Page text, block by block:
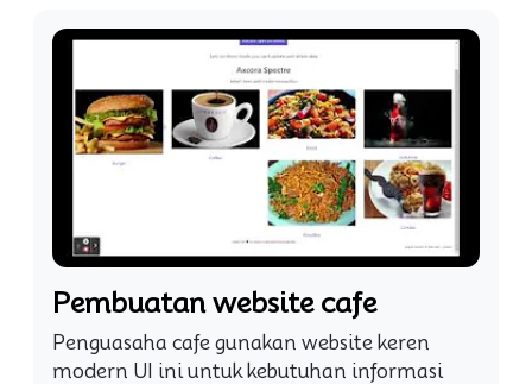
Pembuatan website cafe
Penguasaha cafe gunakan website keren
modern UI ini untuk kebutuhan informasi